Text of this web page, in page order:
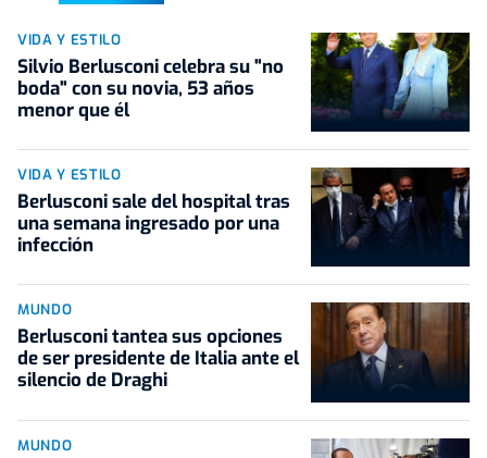
VIDA Y ESTILO
Silvio Berlusconi celebra su "no
boda" con su novia, 53 años
menor que él
VIDA Y ESTILO
Berlusconi sale del hospital tras
una semana ingresado por una
infección
MUNDO
Berlusconi tantea sus opciones
de ser presidente de Italia ante el
silencio de Draghi
MUNDO